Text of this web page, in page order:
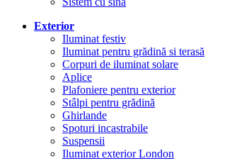
Exterior
Iluminat festiv
Iluminat pentru grădină si terasă
Corpuri de iluminat solare
Aplice
Plafoniere pentru exterior
Stâlpi pentru grădină
Ghirlande
Spoturi incastrabile
Suspensii
Iluminat exterior London